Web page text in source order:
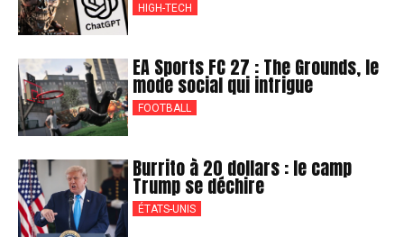
HIGH-TECH
EA Sports FC 27 : The Grounds, le
mode social qui intrigue
FOOTBALL
Burrito à 20 dollars : le camp
Trump se déchire
ÉTATS-UNIS